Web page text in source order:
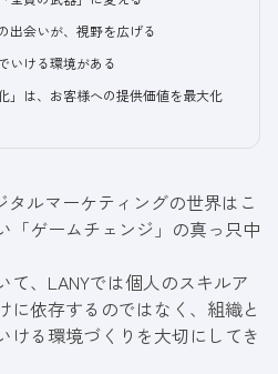
出会いが、視野を広げる
いける環境がある
」は、お客様への提供価値を最大化
ルマーケティングの世界はこ
「ゲームチェンジ」の真っ只中
て、LANYでは個人のスキルア
に依存するのではなく、組織と
ける環境づくりを大切にしてき